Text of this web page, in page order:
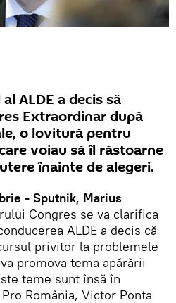
ALDE a decis să
Extraordinar după
o lovitură pentru
voiau să îl răstoarne
înainte de alegeri.
- Sputnik, Marius
Congres se va clarifica
ALDE a decis că
privitor la problemele
promova tema apărării
teme sunt însă în
România, Victor Ponta